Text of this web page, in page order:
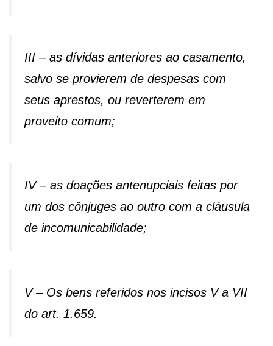
III – as dívidas anteriores ao casamento,
salvo se provierem de despesas com
seus aprestos, ou reverterem em
proveito comum;
IV – as doações antenupciais feitas por
um dos cônjuges ao outro com a cláusula
de incomunicabilidade;
V – Os bens referidos nos incisos V a VII
do art. 1.659.